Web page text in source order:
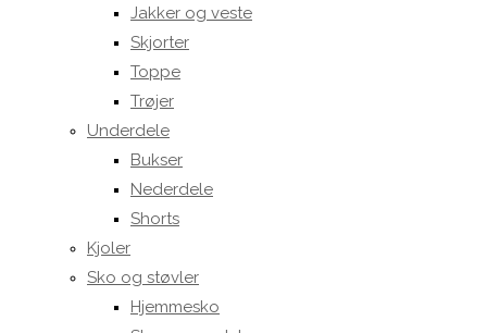
Jakker og veste
Skjorter
Toppe
Trøjer
Underdele
Bukser
Nederdele
Shorts
Kjoler
Sko og støvler
Hjemmesko